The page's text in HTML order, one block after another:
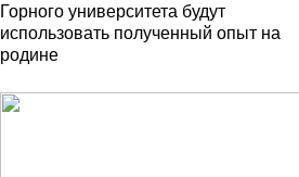
Горного университета будут
использовать полученный опыт на
родине